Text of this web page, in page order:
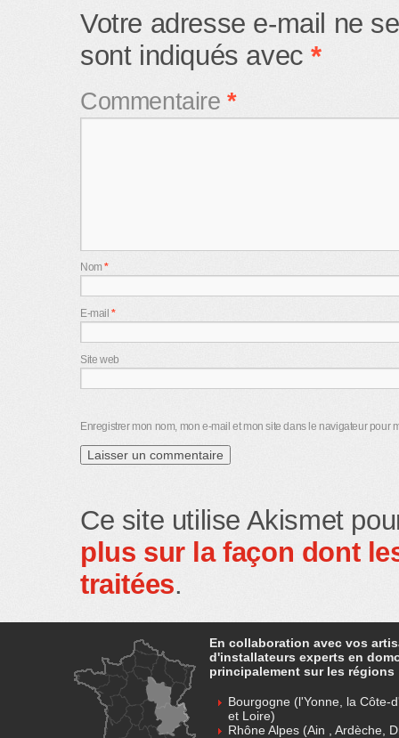
Votre adresse e-mail ne
sont indiqués avec*
Commentaire*
Nom*
E-mail*
Site web
Enregistrer mon nom, mon e-mail et mon site dans le navigateur pour
Ce site utilise Akismet
plus sur la façon dont
traitées.
En collaboration avec vos
d'installateurs experts en
principalement sur les régions
Bourgogne (l'Yonne, la Côte-
et Loire)
Rhône Alpes (Ain , Ardèche,